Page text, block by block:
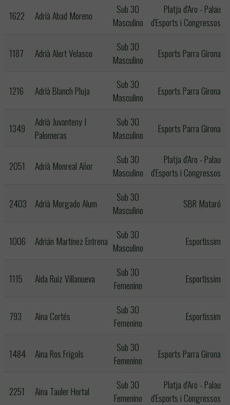
1622 Adrià Abad Moreno
Sub 30
Masculino
Platja d'Aro - Palau
d'Esports i Congressos
1187 Adrià Alert Velasco
Sub 30
Masculino
Esports Parra Girona
1216 Adrià Blanch Pluja
Sub 30
Masculino
Esports Parra Girona
1349
Adrià Juvanteny I
Palomeras
Sub 30
Masculino
Esports Parra Girona
2051 Adrià Monreal Añor
Sub 30
Masculino
Platja d'Aro - Palau
d'Esports i Congressos
2403 Adrià Morgado Alum
Sub 30
Masculino
SBR Mataró
1006 Adrián Martínez Entrena
Sub 30
Masculino
Esportissim
1115 Aida Ruiz Villanueva
Sub 30
Femenino
Esportissim
793 Aina Cortés
Sub 30
Femenino
Esportissim
1484 Aina Ros Frigols
Sub 30
Femenino
Esports Parra Girona
2251 Aina Tauler Hortal
Sub 30
Femenino
Platja d'Aro - Palau
d'Esports i Congressos